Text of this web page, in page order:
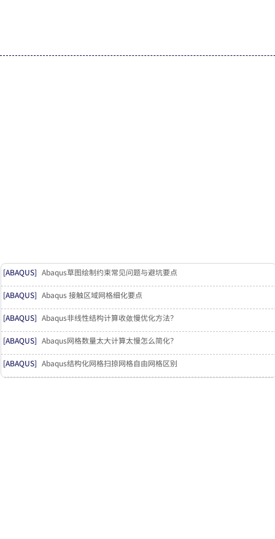
[ABAQUS] Abaqus草图绘制约束常见问题与避坑要点
[ABAQUS] Abaqus 接触区域网格细化要点
[ABAQUS] Abaqus非线性结构计算收敛慢优化方法？
[ABAQUS] Abaqus网格数量太大计算太慢怎么简化？
[ABAQUS] Abaqus结构化网格扫掠网格自由网格区别